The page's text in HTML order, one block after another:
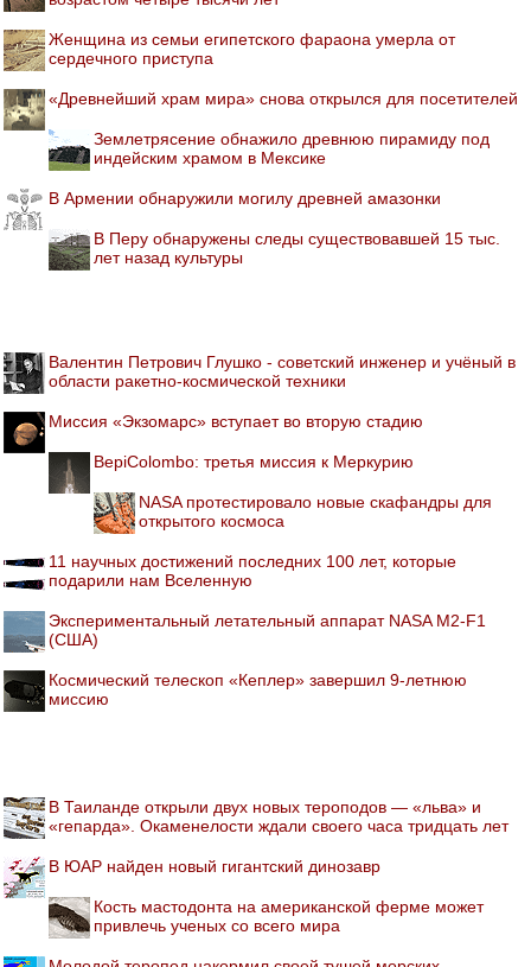
Женщина из семьи египетского фараона умерла от
сердечного приступа
«Древнейший храм мира» снова открылся для посетителей
Землетрясение обнажило древнюю пирамиду под
индейским храмом в Мексике
В Армении обнаружили могилу древней амазонки
В Перу обнаружены следы существовавшей 15 тыс.
лет назад культуры
Валентин Петрович Глушко - советский инженер и учёный в
области ракетно-космической техники
Миссия «Экзомарс» вступает во вторую стадию
BepiColombo: третья миссия к Меркурию
NASA протестировало новые скафандры для
открытого космоса
11 научных достижений последних 100 лет, которые
подарили нам Вселенную
Экспериментальный летательный аппарат NASA M2-F1
(США)
Космический телескоп «Кеплер» завершил 9-летнюю
миссию
В Таиланде открыли двух новых тероподов — «льва» и
«гепарда». Окаменелости ждали своего часа тридцать лет
В ЮАР найден новый гигантский динозавр
Кость мастодонта на американской ферме может
привлечь ученых со всего мира